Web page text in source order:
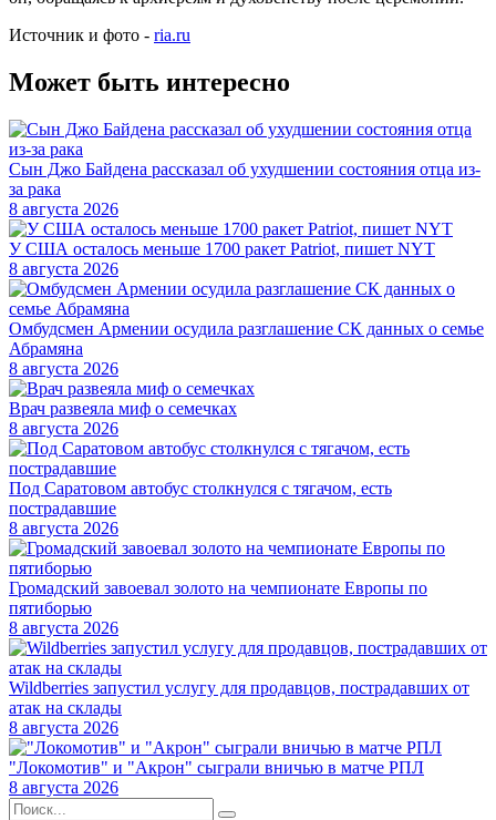
Источник и фото - ria.ru
Может быть интересно
Сын Джо Байдена рассказал об ухудшении состояния отца из-
за рака
8 августа 2026
У США осталось меньше 1700 ракет Patriot, пишет NYT
8 августа 2026
Омбудсмен Армении осудила разглашение СК данных о семье
Абрамяна
8 августа 2026
Врач развеяла миф о семечках
8 августа 2026
Под Саратовом автобус столкнулся с тягачом, есть
пострадавшие
8 августа 2026
Громадский завоевал золото на чемпионате Европы по
пятиборью
8 августа 2026
Wildberries запустил услугу для продавцов, пострадавших от
атак на склады
8 августа 2026
"Локомотив" и "Акрон" сыграли вничью в матче РПЛ
8 августа 2026